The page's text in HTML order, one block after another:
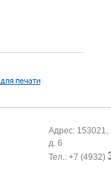
Адрес: 153021,
д. 6
Тел.: +7 (4932)